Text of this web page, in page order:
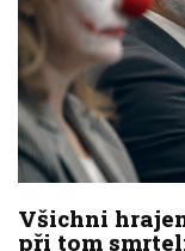
Všichni
při tom